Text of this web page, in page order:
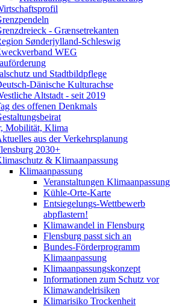
- Grænsetrekanten
Sønderjylland-Schleswig
WEG
und Stadtbildpflege
Dänische Kulturachse
Altstadt - seit 2019
des offenen Denkmals
Mobilität, Klima
aus der Verkehrsplanung
2030+
& Klimaanpassung
Klimaanpassung
Veranstaltungen Klimaanpassung
Kühle-Orte-Karte
Entsiegelungs-Wettbewerb
abpflastern!
Klimawandel in Flensburg
Flensburg passt sich an
Bundes-Förderprogramm
Klimaanpassung
Klimaanpassungskonzept
Informationen zum Schutz vor
Klimawandelrisiken
Klimarisiko Trockenheit